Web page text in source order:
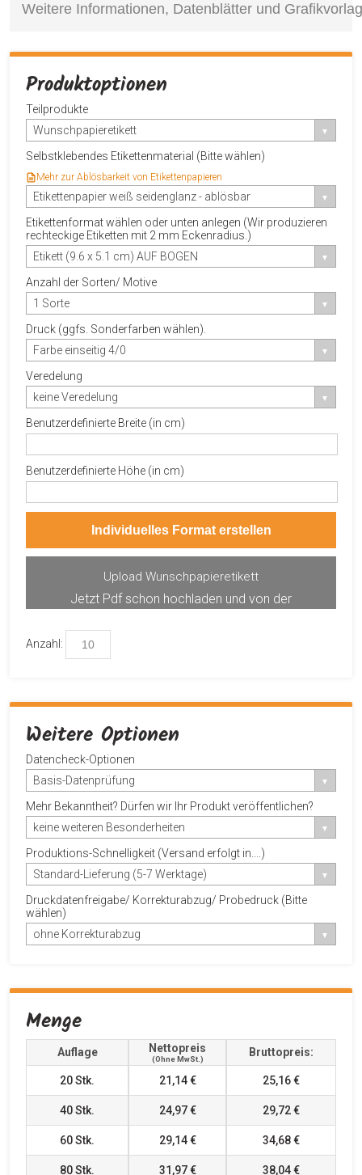
Weitere Informationen, Datenblätter und
Produktoptionen
Teilprodukte
Wunschpapieretikett
Selbstklebendes Etikettenmaterial (Bitte wählen)
Mehr zur Ablösbarkeit von Etikettenpapieren
Etikettenpapier weiß seidenglanz - ablösbar
Etikettenformat wählen oder unten anlegen (Wir produzieren
rechteckige Etiketten mit 2 mm Eckenradius.)
Etikett (9.6 x 5.1 cm) AUF BOGEN
Anzahl der Sorten/ Motive
1 Sorte
Druck (ggfs. Sonderfarben wählen).
Farbe einseitig 4/0
Veredelung
keine Veredelung
Benutzerdefinierte Breite (in cm)
Benutzerdefinierte Höhe (in cm)
Individuelles Format erstellen
Upload Wunschpapieretikett
Jetzt Pdf schon hochladen und von der
Anzahl:
Weitere Optionen
Datencheck-Optionen
Basis-Datenprüfung
Mehr Bekanntheit? Dürfen wir Ihr Produkt veröffentlichen?
keine weiteren Besonderheiten
Produktions-Schnelligkeit (Versand erfolgt in....)
Standard-Lieferung (5-7 Werktage)
Druckdatenfreigabe/ Korrekturabzug/ Probedruck (Bitte
wählen)
ohne Korrekturabzug
Menge
Auflage Nettopreis
(ohne MwSt.)
Bruttopreis:
20Stk. 21,14 € 25,16 €
40Stk. 24,97 € 29,72 €
60Stk. 29,14 € 34,68 €
80Stk. 31,97 € 38,04 €